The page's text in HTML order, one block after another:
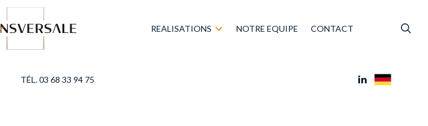
REALISATIONS NOTRE EQUIPE CONTACT
TÉL. 03 68 33 94 75